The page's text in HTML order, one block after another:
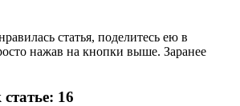
статья, поделитесь ею в
нажав на кнопки выше. Заранее
16